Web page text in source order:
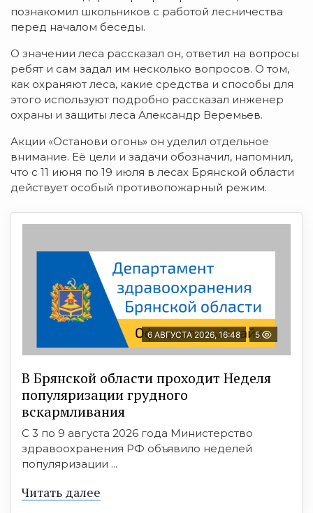
познакомил школьников с работой лесничества
перед началом беседы.
О значении леса рассказал он, ответил на вопросы
ребят и сам задал им несколько вопросов. О том,
как охраняют леса, какие средства и способы для
этого используют подробно рассказал инженер
охраны и защиты леса Александр Веремьев.
Акции «Останови огонь» он уделил отдельное
внимание. Её цели и задачи обозначил, напомнил,
что с 11 июня по 19 июля в лесах Брянской области
действует особый противопожарный режим.
6 АВГУСТА 2026, 16:48 5
В Брянской области проходит Неделя
популяризации грудного
вскармливания
С 3 по 9 августа 2026 года Министерство
здравоохранения РФ объявило неделей
популяризации ...
Читать далее